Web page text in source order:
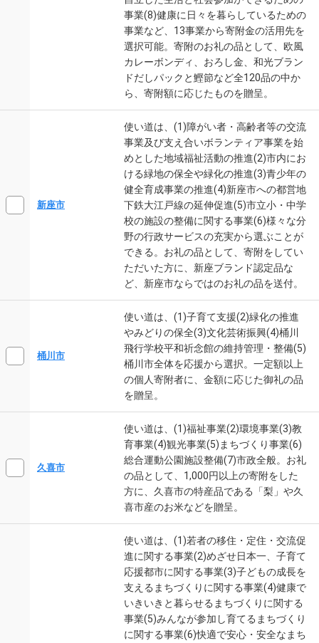
事業(8)健康に日々を暮らしているための
事業など、13事業から寄附金の活用先を
選択可能。寄附のお礼の品として、欧風
カレーボンディ、おろし金、和光ブラン
ドだしパックと鰹節など全120品の中か
ら、寄附額に応じたものを贈呈。
新座市
使い道は、(1)障がい者・高齢者等の交流
事業及び支え合いボランティア事業を始
めとした地域福祉活動の推進(2)市内にお
ける緑地の保全や緑化の推進(3)青少年の
健全育成事業の推進(4)新座市への都営地
下鉄大江戸線の延伸促進(5)市立小・中学
校の施設の整備に関する事業(6)様々な分
野の行政サービスの充実から選ぶことが
できる。お礼の品として、寄附をしてい
ただいた方に、新座ブランド認定品な
ど、新座市ならではのお礼の品を送付。
桶川市
使い道は、(1)子育て支援(2)緑化の推進
やみどりの保全(3)文化芸術振興(4)桶川
飛行学校平和祈念館の維持管理・整備(5)
桶川市全体を応援から選択。一定額以上
の個人寄附者に、金額に応じた御礼の品
を贈呈。
久喜市
使い道は、(1)福祉事業(2)環境事業(3)教
育事業(4)観光事業(5)まちづくり事業(6)
総合運動公園施設整備(7)市政全般。お礼
の品として、1,000円以上の寄附をした
方に、久喜市の特産品である「梨」や久
喜市産のお米などを贈呈。
使い道は、(1)若者の移住・定住・交流促
進に関する事業(2)めざせ日本一、子育て
応援都市に関する事業(3)子どもの成長を
支えるまちづくりに関する事業(4)健康で
いきいきと暮らせるまちづくりに関する
事業(5)みんなが参加し育てるまちづくり
に関する事業(6)快適で安心・安全なまち